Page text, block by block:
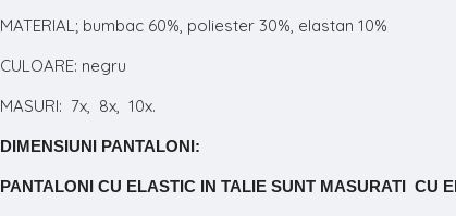
MATERIAL; bumbac 60%, poliester 30%, elastan 10%
CULOARE: negru
MASURI: 7x, 8x, 10x.
DIMENSIUNI PANTALONI:
PANTALONI CU ELASTIC IN TALIE SUNT MASURATI CU